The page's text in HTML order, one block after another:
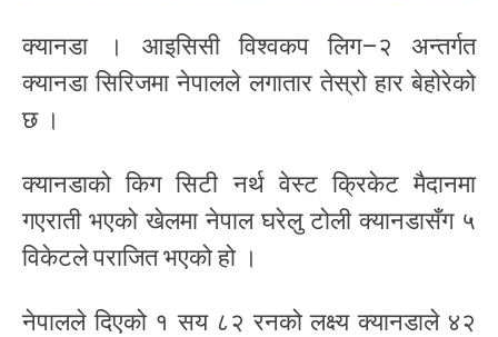
क्यानडा । आइसिसी विश्वकप लिग–२ अन्तर्गत
क्यानडा सिरिजमा नेपालले लगातार तेस्रो हार बेहोरेको
छ ।
क्यानडाको किग सिटी नर्थ वेस्ट क्रिकेट मैदानमा
गएराती भएको खेलमा नेपाल घरेलु टोली क्यानडासँग ५
विकेटले पराजित भएको हो ।
नेपालले दिएको १ सय ८२ रनको लक्ष्य क्यानडाले ४२